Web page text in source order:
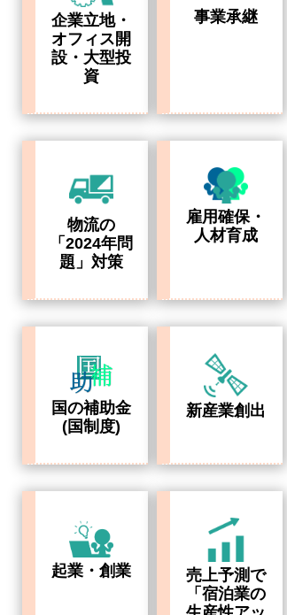
企業立地・
オフィス開
設・大型投
資
事業承継
物流の
「2024年問
題」対策
雇用確保・
人材育成
国の補助金
(国制度)
新産業創出
起業・創業
売上予測で
「宿泊業の